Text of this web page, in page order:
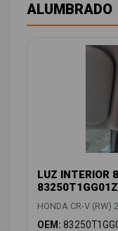
ALUMBRADO
LUZ INTERIOR
HONDA CR-V (RW)
OEM: